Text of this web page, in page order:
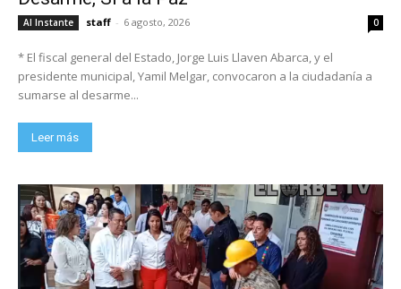
Al Instante staff - 6 agosto, 2026 0
* El fiscal general del Estado, Jorge Luis Llaven Abarca, y el
presidente municipal, Yamil Melgar, convocaron a la ciudadanía a
sumarse al desarme...
Leer más